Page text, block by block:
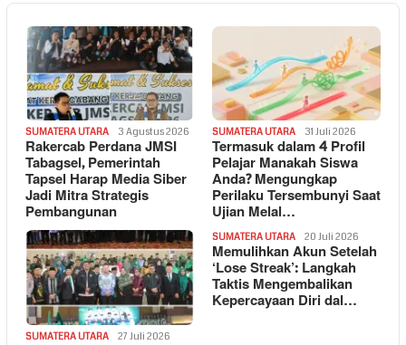
SUMATERA UTARA 3 Agustus 2026
Rakercab Perdana JMSI
Tabagsel, Pemerintah
Tapsel Harap Media Siber
Jadi Mitra Strategis
Pembangunan
SUMATERA UTARA 31 Juli 2026
Termasuk dalam 4 Profil
Pelajar Manakah Siswa
Anda? Mengungkap
Perilaku Tersembunyi Saat
Ujian Melal…
SUMATERA UTARA 27 Juli 2026
SUMATERA UTARA 20 Juli 2026
Memulihkan Akun Setelah
‘Lose Streak’: Langkah
Taktis Mengembalikan
Kepercayaan Diri dal…